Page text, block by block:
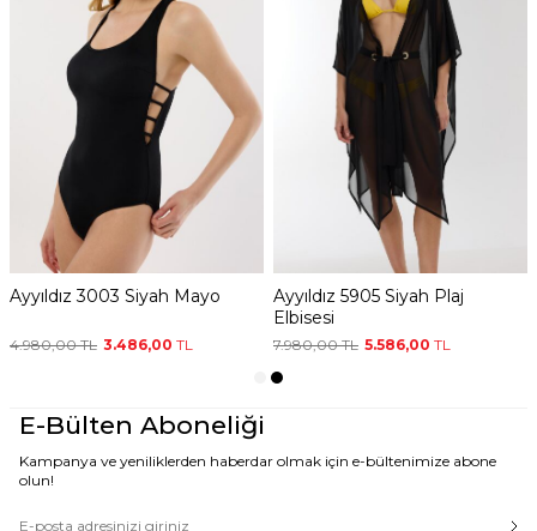
4824 Mavi Simli Plaj
TL 6.258,00TL
Ayyıldız 3003 Siyah Mayo
4.980,00TL 3.486,00TL
E-Bülten Aboneliği
Kampanya ve yeniliklerden haberdar olmak için e-bültenimize abone
olun!